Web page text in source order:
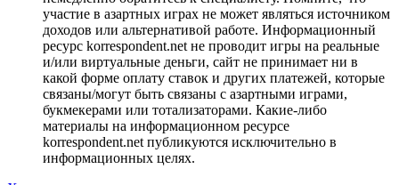
участие в азартных играх не может являться источником
доходов или альтернативой работе. Информационный
ресурс korrespondent.net не проводит игры на реальные
и/или виртуальные деньги, сайт не принимает ни в
какой форме оплату ставок и других платежей, которые
связаны/могут быть связаны с азартными играми,
букмекерами или тотализаторами. Какие-либо
материалы на информационном ресурсе
korrespondent.net публикуются исключительно в
информационных целях.